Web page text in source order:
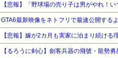
【悲報】「野球場の売り子は男がやれ！
GTA6最新映像をネトフリで最速公開す
【悲報】嫁が2カ月も実家に泊まり続け
【るろうに剣心】劍客兵器の飛號・龍勢